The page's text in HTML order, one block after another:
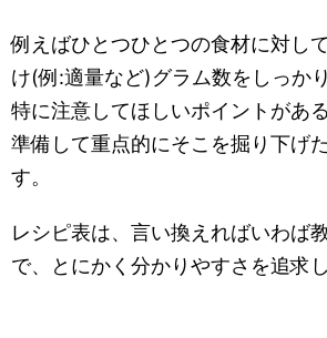
例えばひとつひとつの食材に対し
け(例:適量など)グラム数をしっか
特に注意してほしいポイントがあ
準備して重点的にそこを掘り下げ
す。
レシピ表は、言い換えればいわば
で、とにかく分かりやすさを追求